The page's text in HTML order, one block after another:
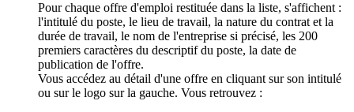
Pour chaque offre d'emploi restituée dans la liste, s'affichent :
l'intitulé du poste, le lieu de travail, la nature du contrat et la
durée de travail, le nom de l'entreprise si précisé, les 200
premiers caractères du descriptif du poste, la date de
publication de l'offre.
Vous accédez au détail d'une offre en cliquant sur son intitulé
ou sur le logo sur la gauche. Vous retrouvez :